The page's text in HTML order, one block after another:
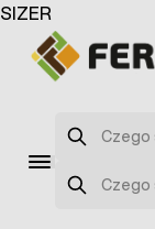
Przejdź do treści
Szukaj
Szukaj
SIZER